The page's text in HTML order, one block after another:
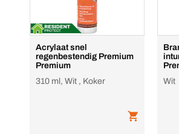
Acrylaat snel
regenbestendig Premium
Premium
310 ml, Wit , Koker
Wit